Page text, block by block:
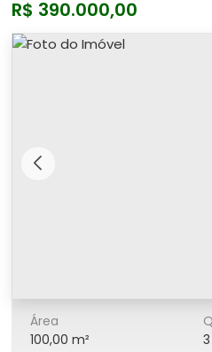
R$ 390.000,00
Área
100,00 m²
3